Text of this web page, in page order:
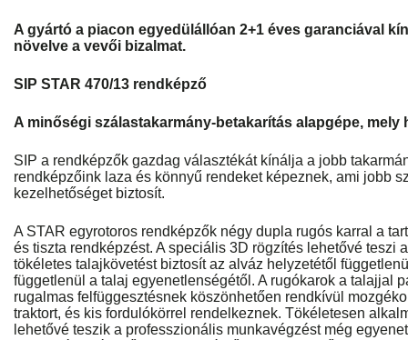
A gyártó a piacon egyedülállóan 2+1 éves garanciával
növelve a vevői bizalmat.
SIP STAR 470/13 rendképző
A minőségi szálastakarmány-betakarítás alapgépe, mely
SIP a rendképzők gazdag választékát kínálja a jobb
rendképzőink laza és könnyű rendeket képeznek, ami jobb
kezelhetőséget biztosít.
A STAR egyrotoros rendképzők négy dupla rugós karral a
és tiszta rendképzést. A speciális 3D rögzítés lehetővé teszi
tökéletes talajkövetést biztosít az alváz helyzetétől
függetlenül a talaj egyenetlenségétől. A rugókarok a talajjal
rugalmas felfüggesztésnek köszönhetően rendkívül
traktort, és kis fordulókörrel rendelkeznek. Tökéletesen
lehetővé teszik a professzionális munkavégzést még